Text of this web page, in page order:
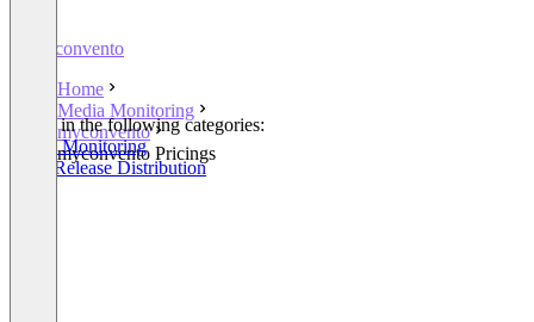
myconvento
Home
Media Monitoring
myconvento
myconvento Pricings
Listed in the following categories:
Media Monitoring
Press Release Distribution